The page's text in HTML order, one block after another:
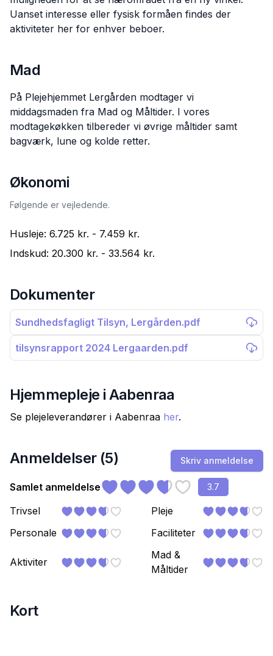
Uanset interesse eller fysisk formåen findes der
aktiviteter her for enhver beboer.
Mad
På Plejehjemmet Lergården modtager vi
middagsmaden fra Mad og Måltider. I vores
modtagekøkken tilbereder vi øvrige måltider samt
bagværk, lune og kolde retter.
Økonomi
Følgende er vejledende.
Husleje: 6.725 kr. - 7.459 kr.
Indskud: 20.300 kr. - 33.564 kr.
Dokumenter
Sundhedsfagligt Tilsyn, Lergården.pdf
tilsynsrapport 2024 Lergaarden.pdf
Hjemmepleje i Aabenraa
Se plejeleverandører i Aabenraa her.
Anmeldelser (5) Skriv anmeldelse
Samlet anmeldelse 3.7
Trivsel
Pleje
Personale
Faciliteter
Aktiviter
Mad &
Måltider
Kort